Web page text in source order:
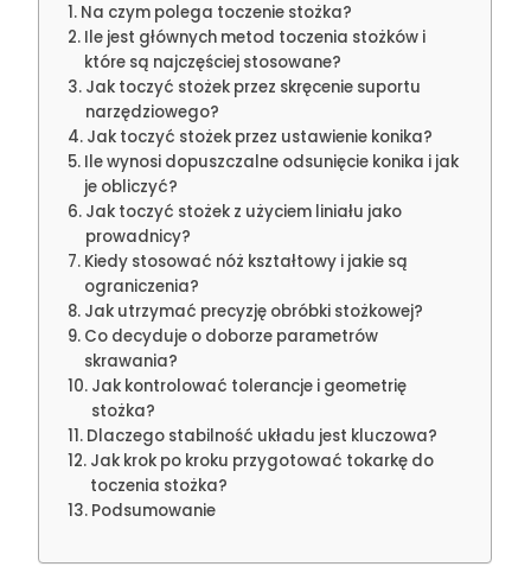
Na czym polega toczenie stożka?
Ile jest głównych metod toczenia stożków i
które są najczęściej stosowane?
Jak toczyć stożek przez skręcenie suportu
narzędziowego?
Jak toczyć stożek przez ustawienie konika?
Ile wynosi dopuszczalne odsunięcie konika i jak
je obliczyć?
Jak toczyć stożek z użyciem liniału jako
prowadnicy?
Kiedy stosować nóż kształtowy i jakie są
ograniczenia?
Jak utrzymać precyzję obróbki stożkowej?
Co decyduje o doborze parametrów
skrawania?
Jak kontrolować tolerancje i geometrię
stożka?
Dlaczego stabilność układu jest kluczowa?
Jak krok po kroku przygotować tokarkę do
toczenia stożka?
Podsumowanie